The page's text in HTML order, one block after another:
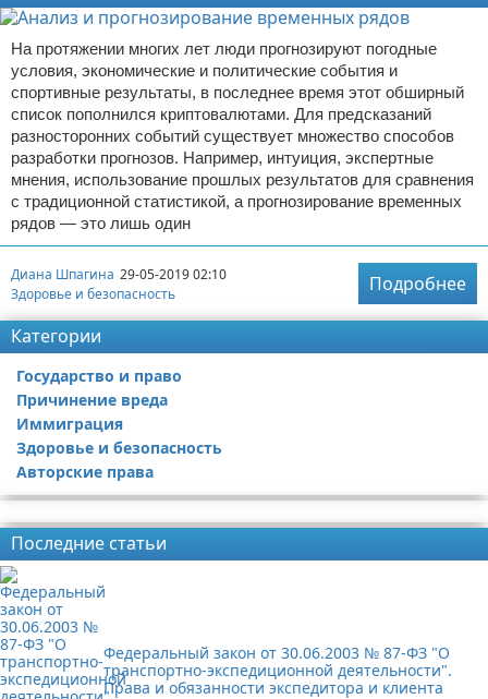
На протяжении многих лет люди прогнозируют погодные
условия, экономические и политические события и
спортивные результаты, в последнее время этот обширный
список пополнился криптовалютами. Для предсказаний
разносторонних событий существует множество способов
разработки прогнозов. Например, интуиция, экспертные
мнения, использование прошлых результатов для сравнения
с традиционной статистикой, а прогнозирование временных
рядов — это лишь один
Диана Шпагина 29-05-2019 02:10
Здоровье и безопасность
Подробнее
Категории
Государство и право
Причинение вреда
Иммиграция
Здоровье и безопасность
Авторские права
Последние статьи
Федеральный закон от 30.06.2003 № 87-ФЗ "О
транспортно-экспедиционной деятельности".
Права и обязанности экспедитора и клиента